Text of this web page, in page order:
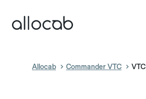
Allocab Commander VTC